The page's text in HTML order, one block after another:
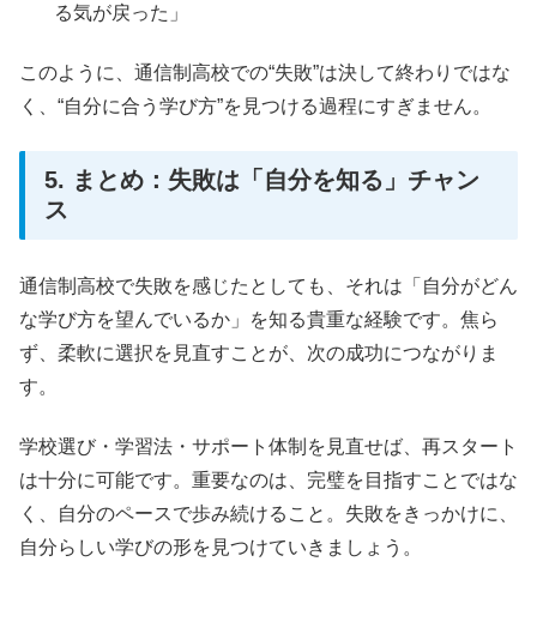
る気が戻った」
このように、通信制高校での“失敗”は決して終わりではな
く、“自分に合う学び方”を見つける過程にすぎません。
5. まとめ：失敗は「自分を知る」チャン
ス
通信制高校で失敗を感じたとしても、それは「自分がどん
な学び方を望んでいるか」を知る貴重な経験です。焦ら
ず、柔軟に選択を見直すことが、次の成功につながりま
す。
学校選び・学習法・サポート体制を見直せば、再スタート
は十分に可能です。重要なのは、完璧を目指すことではな
く、自分のペースで歩み続けること。失敗をきっかけに、
自分らしい学びの形を見つけていきましょう。